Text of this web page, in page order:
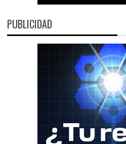
PUBLICIDAD